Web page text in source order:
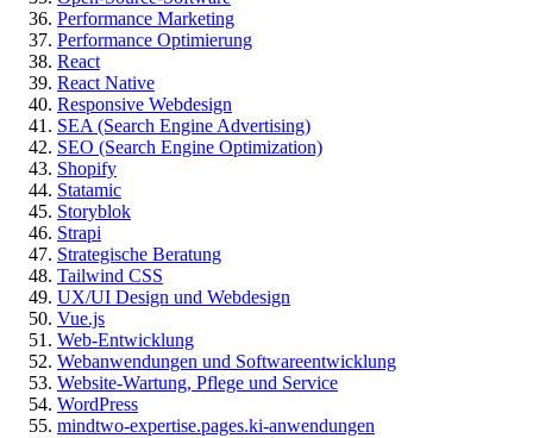
Performance Marketing
Performance Optimierung
React
React Native
Responsive Webdesign
SEA (Search Engine Advertising)
SEO (Search Engine Optimization)
Shopify
Statamic
Storyblok
Strapi
Strategische Beratung
Tailwind CSS
UX/UI Design und Webdesign
Vue.js
Web-Entwicklung
Webanwendungen und Softwareentwicklung
Website-Wartung, Pflege und Service
WordPress
mindtwo-expertise.pages.ki-anwendungen